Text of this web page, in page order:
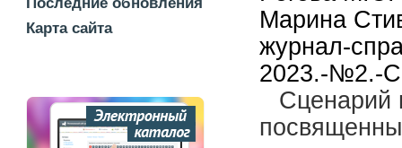
Карта сайта
Марина
журнал-
2023.-№2.-
Сценарий